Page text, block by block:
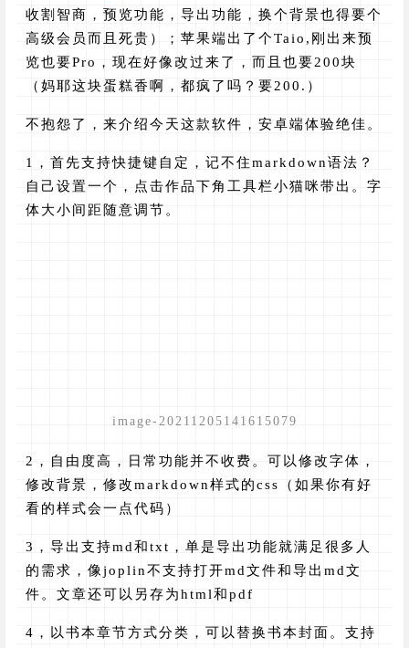
收割智商，预览功能，导出功能，换个背景也得要个
高级会员而且死贵）；苹果端出了个Taio,刚出来预
览也要Pro，现在好像改过来了，而且也要200块
（妈耶这块蛋糕香啊，都疯了吗？要200.）
不抱怨了，来介绍今天这款软件，安卓端体验绝佳。
1，首先支持快捷键自定，记不住markdown语法？
自己设置一个，点击作品下角工具栏小猫咪带出。字
体大小间距随意调节。
image-20211205141615079
2，自由度高，日常功能并不收费。可以修改字体，
修改背景，修改markdown样式的css（如果你有好
看的样式会一点代码）
3，导出支持md和txt，单是导出功能就满足很多人
的需求，像joplin不支持打开md文件和导出md文
件。文章还可以另存为html和pdf
4，以书本章节方式分类，可以替换书本封面。支持